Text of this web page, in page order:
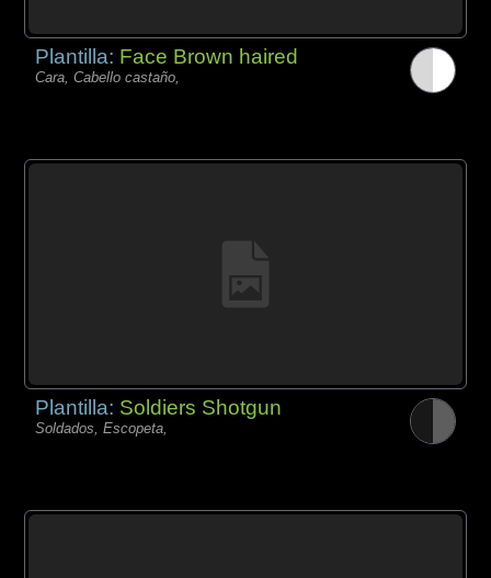
Plantilla: Face Brown haired
Cara, Cabello castaño,
Plantilla: Soldiers Shotgun
Soldados, Escopeta,